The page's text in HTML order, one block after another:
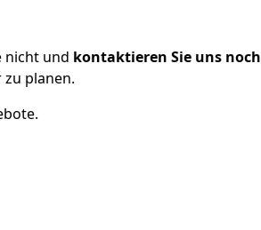
nicht und kontaktieren Sie uns noch
planen.